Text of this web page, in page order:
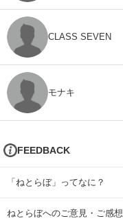
CLASS SEVEN
モナキ
FEEDBACK
「ねとらぼ」ってなに？
ねとらぼへのご意見・ご感想